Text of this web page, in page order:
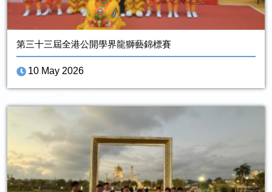
第三十三屆全港公開學界龍獅藝錦標賽
10 May 2026